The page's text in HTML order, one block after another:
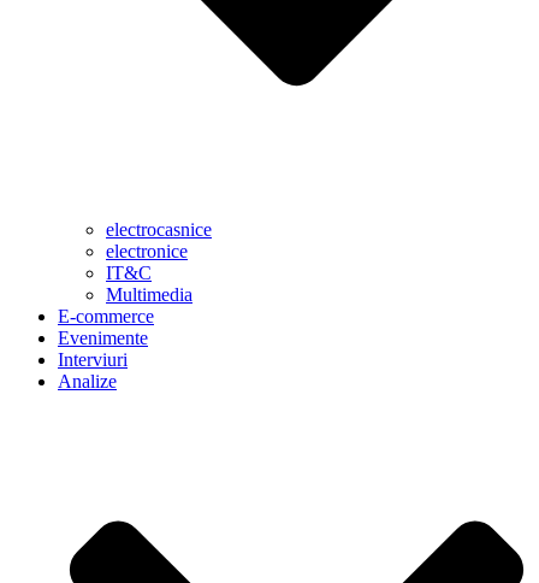
electrocasnice
electronice
IT&C
Multimedia
E-commerce
Evenimente
Interviuri
Analize